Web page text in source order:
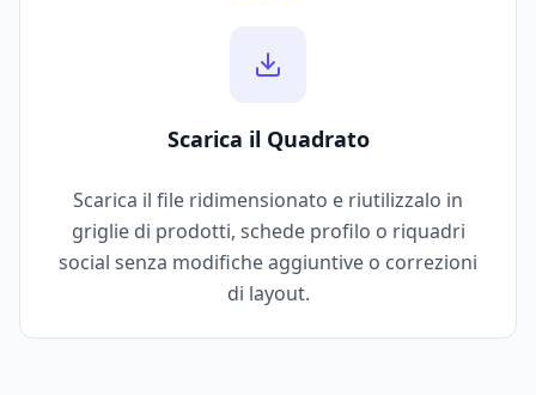
Scarica il Quadrato
Scarica il file ridimensionato e riutilizzalo in
griglie di prodotti, schede profilo o riquadri
social senza modifiche aggiuntive o correzioni
di layout.